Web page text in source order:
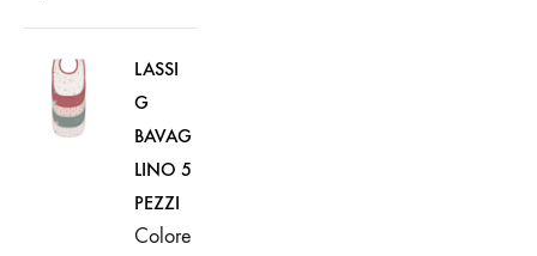
LASSI
G
BAVAG
LINO 5
PEZZI
Colore